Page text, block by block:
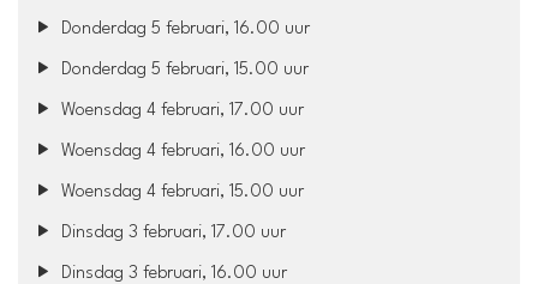
Donderdag 5 februari, 16.00 uur
Donderdag 5 februari, 15.00 uur
Woensdag 4 februari, 17.00 uur
Woensdag 4 februari, 16.00 uur
Woensdag 4 februari, 15.00 uur
Dinsdag 3 februari, 17.00 uur
Dinsdag 3 februari, 16.00 uur